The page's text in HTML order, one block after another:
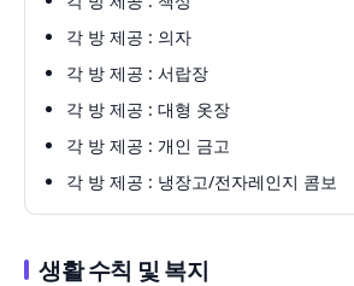
각 방 제공 : 의자
각 방 제공 : 서랍장
각 방 제공 : 대형 옷장
각 방 제공 : 개인 금고
각 방 제공 : 냉장고/전자레인지 콤보
생활 수칙 및 복지